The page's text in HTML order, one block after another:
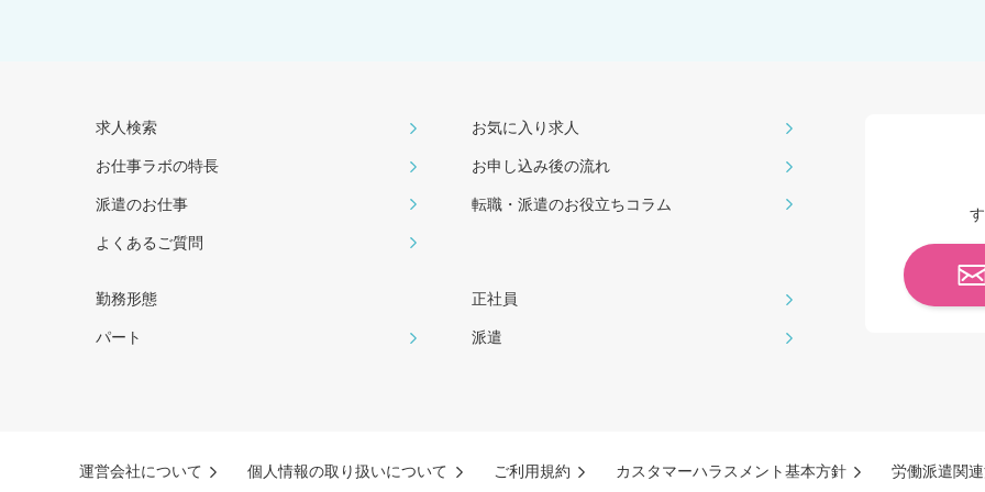
求人検索 お気に入り求人
お仕事ラボの特長 お申し込み後の流れ
派遣のお仕事 転職・派遣のお役⽴ちコラム
よくあるご質問
勤務形態 正社員
パート 派遣
運営会社について 個人情報の取り扱いについて ご利用規約 カスタマーハラスメント基本方針 労働派遣関